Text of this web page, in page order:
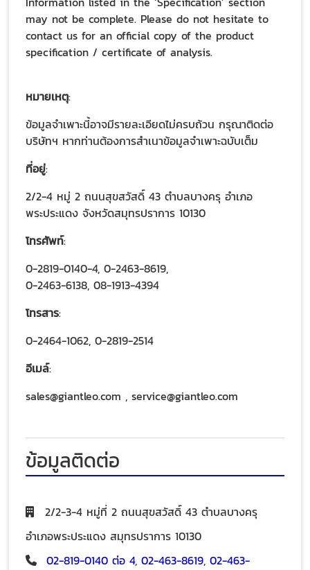
may not be complete. Please do not hesitate to
contact us for an official copy of the product
specification / certificate of analysis.
หมายเหตุ:
ข้อมูลจำเพาะนี้อาจมีรายละเอียดไม่ครบถ้วน กรุณาติดต่อ
บริษัทฯ หากท่านต้องการสำเนาข้อมูลจำเพาะฉบับเต็ม
ที่อยู่:
2/2-4 หมู่ 2 ถนนสุขสวัสดิ์ 43 ตำบลบางครุ อำเภอ
พระประแดง จังหวัดสมุทรปราการ 10130
โทรศัพท์:
0-2819-0140-4, 0-2463-8619,
0-2463-6138, 08-1913-4394
โทรสาร:
0-2464-1062, 0-2819-2514
อีเมล์:
sales@giantleo.com , service@giantleo.com
ข้อมูลติดต่อ
2/2-3-4 หมู่ที่ 2 ถนนสุขสวัสดิ์ 43 ตำบลบางครุ
อำเภอพระประแดง สมุทรปราการ 10130
02-819-0140 ต่อ 4, 02-463-8619, 02-463-